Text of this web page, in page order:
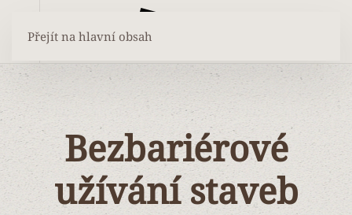
Přejít na hlavní obsah
Bezbariérové
užívání staveb